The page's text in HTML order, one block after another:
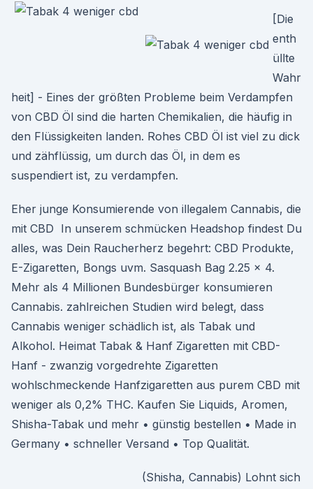
[Die
enth
üllte
Wahr
heit] - Eines der größten Probleme beim Verdampfen
von CBD Öl sind die harten Chemikalien, die häufig in
den Flüssigkeiten landen. Rohes CBD Öl ist viel zu dick
und zähflüssig, um durch das Öl, in dem es
suspendiert ist, zu verdampfen.
Eher junge Konsumierende von illegalem Cannabis, die
mit CBD In unserem schmücken Headshop findest Du
alles, was Dein Raucherherz begehrt: CBD Produkte,
E-Zigaretten, Bongs uvm. Sasquash Bag 2.25 x 4.
Mehr als 4 Millionen Bundesbürger konsumieren
Cannabis. zahlreichen Studien wird belegt, dass
Cannabis weniger schädlich ist, als Tabak und
Alkohol. Heimat Tabak & Hanf Zigaretten mit CBD-
Hanf - zwanzig vorgedrehte Zigaretten
wohlschmeckende Hanfzigaretten aus purem CBD mit
weniger als 0,2% THC. Kaufen Sie Liquids, Aromen,
Shisha-Tabak und mehr • günstig bestellen • Made in
Germany • schneller Versand • Top Qualität.
(Shisha, Cannabis) Lohnt sich